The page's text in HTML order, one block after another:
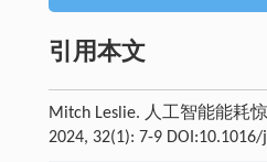
引用本文
Mitch Leslie. 人工智能能耗
2024, 32(1): 7-9